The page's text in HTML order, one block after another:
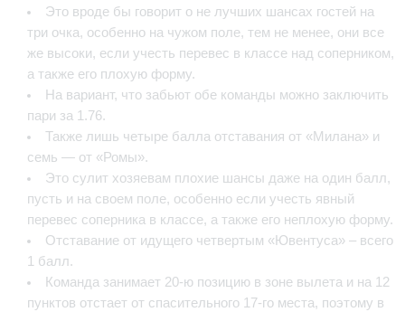
Это вроде бы говорит о не лучших шансах гостей на
три очка, особенно на чужом поле, тем не менее, они все
же высоки, если учесть перевес в классе над соперником,
а также его плохую форму.
На вариант, что забьют обе команды можно заключить
пари за 1.76.
Также лишь четыре балла отставания от «Милана» и
семь — от «Ромы».
Это сулит хозяевам плохие шансы даже на один балл,
пусть и на своем поле, особенно если учесть явный
перевес соперника в классе, а также его неплохую форму.
Отставание от идущего четвертым «Ювентуса» – всего
1 балл.
Команда занимает 20-ю позицию в зоне вылета и на 12
пунктов отстает от спасительного 17-го места, поэтому в